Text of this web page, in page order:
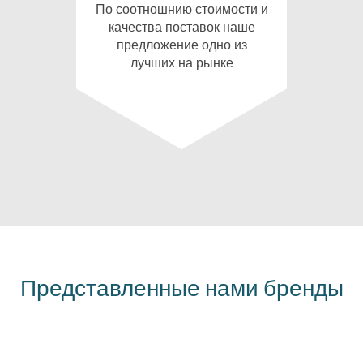
По соотношнию стоимости и
качества поставок наше
предложение одно из
лучших на рынке
Представленные нами бренды